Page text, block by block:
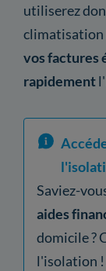
utiliserez
climatisation
vos factures
rapidement
Saviez-
aides
domicile ?
l'isolation !